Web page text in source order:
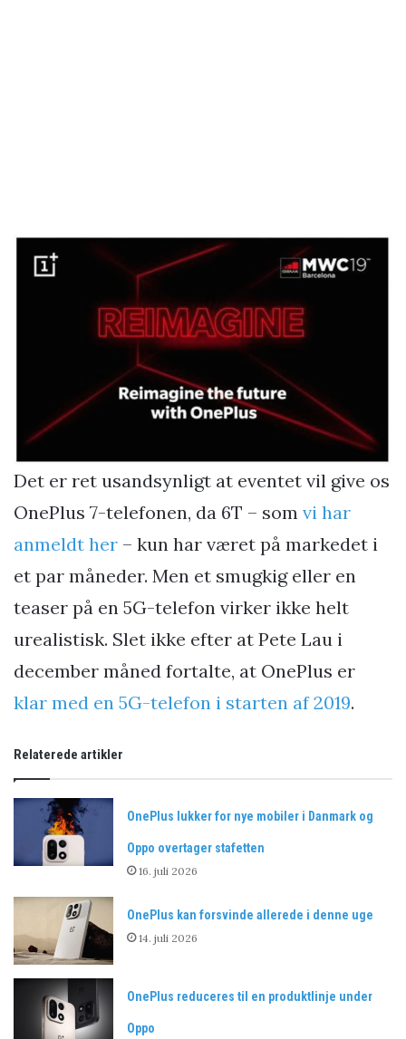
Det er ret usandsynligt at eventet vil give os
OnePlus 7-telefonen, da 6T – som vi har
anmeldt her – kun har været på markedet i
et par måneder. Men et smugkig eller en
teaser på en 5G-telefon virker ikke helt
urealistisk. Slet ikke efter at Pete Lau i
december måned fortalte, at OnePlus er
klar med en 5G-telefon i starten af 2019.
Relaterede artikler
OnePlus lukker for nye mobiler i Danmark og
Oppo overtager stafetten
16. juli 2026
OnePlus kan forsvinde allerede i denne uge
14. juli 2026
OnePlus reduceres til en produktlinje under
Oppo